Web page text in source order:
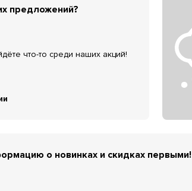
предложений?
что-то среди наших акций!
о новинках и скидках первыми!